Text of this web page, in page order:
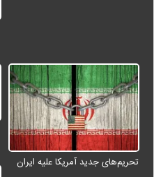
تحریم‌های جدید آمریکا علیه ایران